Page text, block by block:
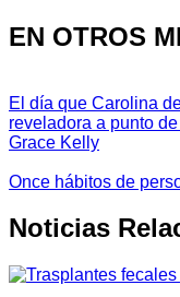
EN OTROS
El día que Carolina
reveladora a punto
Grace Kelly
Once hábitos de
Noticias